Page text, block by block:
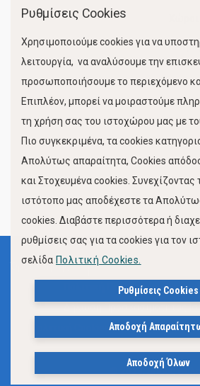
FOLLOW US
© 2023, Δήμος
Όροι Χρήσης
Πολιτική Προστασίας
Πολιτική Cookies
Ρυθμίσεις Cookies
Χρησιμοποιούμε cookies για να
λειτουργία, να αναλύσουμε την
προσωποποιήσουμε το περιεχόμενο
Επιπλέον, μπορεί να μοιραστούμε
τη χρήση σας του ιστοχώρου μας με
Πιο συγκεκριμένα, τα cookies
Απολύτως απαραίτητα, Cookies
και Στοχευμένα cookies.
ιστότοπο μας αποδέχεστε τα
cookies. Διαβάστε περισσότερα ή
ρυθμίσεις σας για τα cookies για τον
σελίδα Πολιτική Cookies.
Ρυθμίσεις Cookies
Αποδοχή
Αποδοχή Όλων